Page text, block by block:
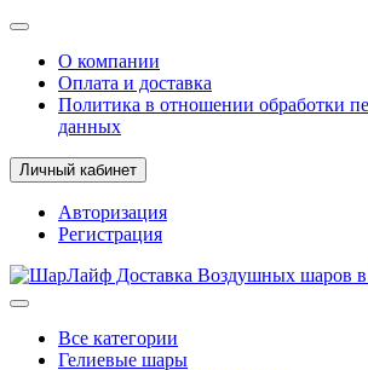
О компании
Оплата и доставка
Политика в отношении обработки
данных
Личный кабинет
Авторизация
Регистрация
Все категории
Гелиевые шары